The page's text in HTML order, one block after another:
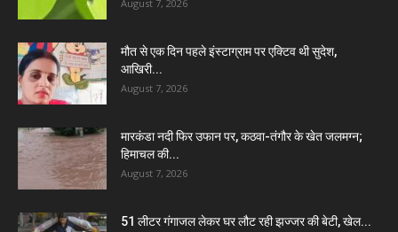
August 7, 2026
मौत से एक दिन पहले इंस्टाग्राम पर एक्टिव थी सुदेश,
आखिरी...
August 7, 2026
मारकंडा नदी फिर उफान पर, कठवा-तंगौर के खेत जलमग्न;
हिमाचल की...
August 7, 2026
51 लीटर गंगाजल लेकर घर लौट रही झज्जर की बेटी, खेल...